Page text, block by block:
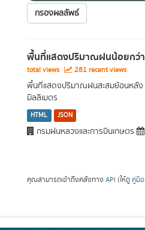
กรองผลลัพธ์
พื้นที่แสดงปริมาณฝนน้อยกว่
total views
281 recent views
พื้นที่แสดงปริมาณฝนสะสมย้อนหลั
มิลลิเมตร
HTML JSON
กรมฝนหลวงและการบินเกษตร
คุณสามารถเข้าถึงคลังทาง API (ให้ดู คู่มื